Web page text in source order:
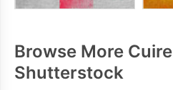
Browse More
Shutterstock